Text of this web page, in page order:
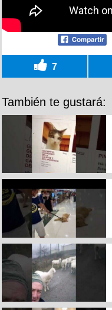
7
También te gustará: